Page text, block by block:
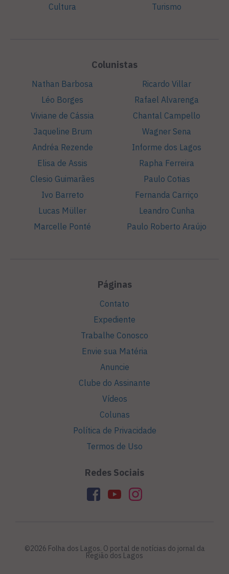
Cultura
Turismo
Colunistas
Nathan Barbosa
Léo Borges
Viviane de Cássia
Jaqueline Brum
Andréa Rezende
Elisa de Assis
Clesio Guimarães
Ivo Barreto
Lucas Müller
Marcelle Ponté
Ricardo Villar
Rafael Alvarenga
Chantal Campello
Wagner Sena
Informe dos Lagos
Rapha Ferreira
Paulo Cotias
Fernanda Carriço
Leandro Cunha
Paulo Roberto Araújo
Páginas
Contato
Expediente
Trabalhe Conosco
Envie sua Matéria
Anuncie
Clube do Assinante
Vídeos
Colunas
Política de Privacidade
Termos de Uso
Redes Sociais
©2026 Folha dos Lagos. O portal de notícias do jornal da
Região dos Lagos